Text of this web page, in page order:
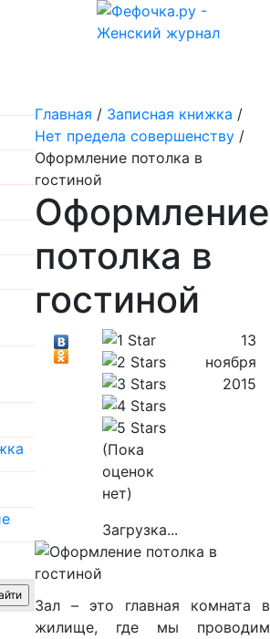
Главная / Записная книжка /
Нет предела совершенству /
Оформление потолка в
гостиной
Оформление
потолка в
гостиной
(Пока
оценок
нет)
Загрузка...
13
ноября
2015
Зал – это главная комната в
жилище, где мы проводим